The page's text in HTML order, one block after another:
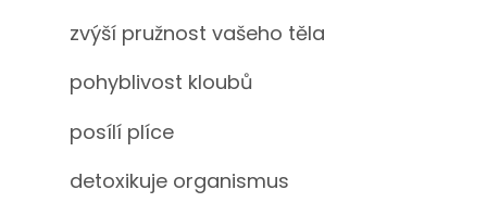
zvýší pružnost vašeho těla
pohyblivost kloubů
posílí plíce
detoxikuje organismus